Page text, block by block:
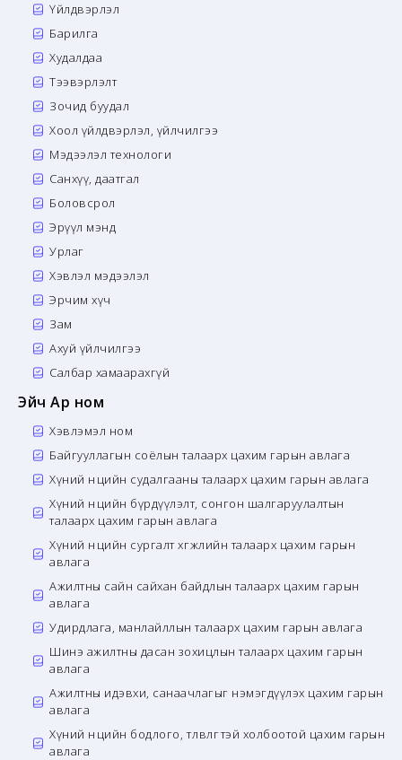
Үйлдвэрлэл
Барилга
Худалдаа
Тээвэрлэлт
Зочид буудал
Хоол үйлдвэрлэл, үйлчилгээ
Мэдээлэл технологи
Санхүү, даатгал
Боловсрол
Эрүүл мэнд
Урлаг
Хэвлэл мэдээлэл
Эрчим хүч
Зам
Ахуй үйлчилгээ
Салбар хамаарахгүй
Эйч Ар ном
Хэвлэмэл ном
Байгууллагын соёлын талаарх цахим гарын авлага
Хүний нөөцийн судалгааны талаарх цахим гарын авлага
Хүний нөөцийн бүрдүүлэлт, сонгон шалгаруулалтын
талаарх цахим гарын авлага
Хүний нөөцийн сургалт хөгжлийн талаарх цахим гарын
авлага
Ажилтны сайн сайхан байдлын талаарх цахим гарын
авлага
Удирдлага, манлайллын талаарх цахим гарын авлага
Шинэ ажилтны дасан зохицлын талаарх цахим гарын
авлага
Ажилтны идэвхи, санаачлагыг нэмэгдүүлэх цахим гарын
авлага
Хүний нөөцийн бодлого, төлөвлөгөөтэй холбоотой цахим гарын
авлага